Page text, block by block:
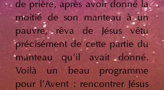
de prière, après avoir donné la
moitié de son manteau à un
pauvre, rêva de Jésus vêtu
précisément de cette partie du
manteau qu'il avait donné.
Voilà un beau programme
pour l'Avent : rencontrer Jésus